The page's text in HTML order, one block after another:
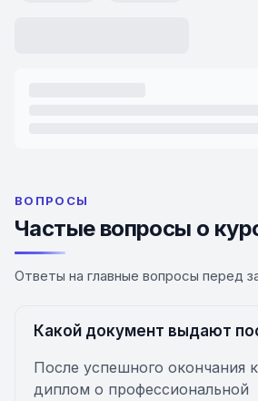
ВОПРОСЫ
Частые вопросы о
Ответы на главные вопросы перед
Какой документ выдают
После успешного окончания
диплом о профессиональной